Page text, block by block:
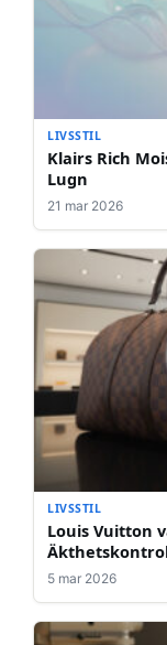
LIVSSTIL
Klairs Rich
Lugn
21 mar 2026
LIVSSTIL
Louis Vuitton
5 mar 2026